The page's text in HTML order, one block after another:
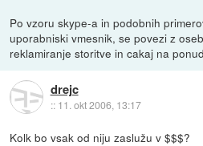
Po vzoru skype-a in podobnih
uporabniski vmesnik, se povezi z
reklamiranje storitve in cakaj na
drejc
:: 11. okt 2006, 13:17
Kolk bo vsak od niju zaslužu v $$$?